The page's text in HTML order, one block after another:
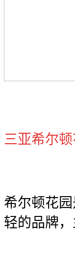
三亚希尔
希尔顿花
轻的品牌，